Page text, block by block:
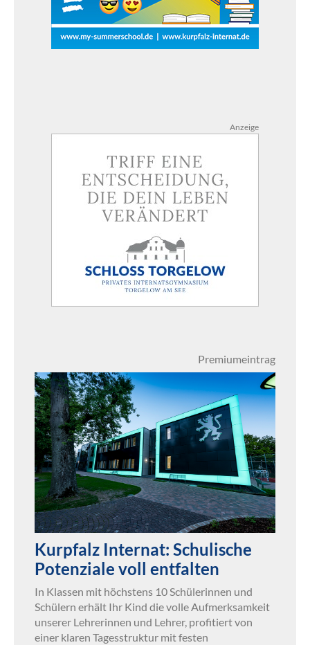
Anzeige
Premiumeintrag
Kurpfalz Internat: Schulische
Potenziale voll entfalten
In Klassen mit höchstens 10 Schülerinnen und
Schülern erhält Ihr Kind die volle Aufmerksamkeit
unserer Lehrerinnen und Lehrer, profitiert von
einer klaren Tagesstruktur mit festen